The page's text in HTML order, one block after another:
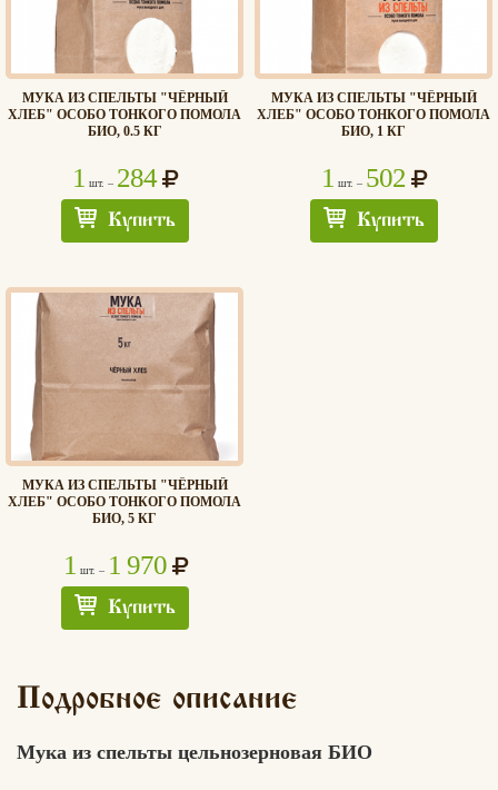
МУКА ИЗ СПЕЛЬТЫ "ЧЁРНЫЙ
ХЛЕБ" ОСОБО ТОНКОГО ПОМОЛА
БИО, 0.5 КГ
1 шт. – 284
Купить
МУКА ИЗ СПЕЛЬТЫ "ЧЁРНЫЙ
ХЛЕБ" ОСОБО ТОНКОГО ПОМОЛА
БИО, 1 КГ
1 шт. – 502
Купить
МУКА ИЗ СПЕЛЬТЫ "ЧЁРНЫЙ
ХЛЕБ" ОСОБО ТОНКОГО ПОМОЛА
БИО, 5 КГ
1 шт. – 1 970
Купить
Подробное описание
Мука из спельты цельнозерновая БИО